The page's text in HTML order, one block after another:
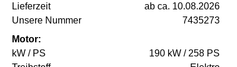
Lieferzeit
ab ca. 10.08.2026
Unsere Nummer
7435273
Motor:
kW / PS
190 kW / 258 PS